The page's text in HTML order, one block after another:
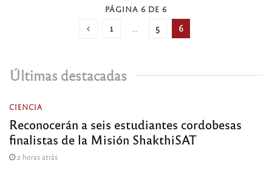
PÁGINA 6 DE 6
1 5 6
Últimas destacadas
CIENCIA
Reconocerán a seis estudiantes cordobesas
finalistas de la Misión ShakthiSAT
2 horas atrás